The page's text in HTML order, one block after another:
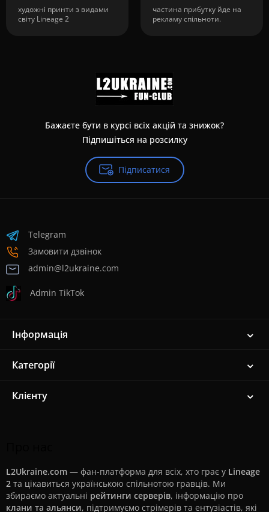
художні принти з видами
світу Lineage 2
частина прибутку йде на
рекламу спільноти.
Бажаєте бути в курсі всіх акцій та знижок?
Підпишіться на розсилку
Підписатися
Telegram
Замовити дзвінок
admin@l2ukraine.com
Admin TikTok
Інформація
Категорії
Клієнту
L2Ukraine.com — фан-платформа для всіх, хто грає у Lineage
2 та цікавиться українською спільнотою гравців. Ми
збираємо актуальні рейтинги серверів, інформацію про
клани та альянси, підтримуємо стрімерів та ентузіастів, які